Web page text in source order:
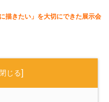
描きたい」を大切にできた展示会
閉じる]